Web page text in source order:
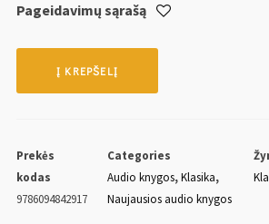
Pageidavimų sąrašą
Į KREPŠELĮ
Prekės
kodas
9786094842917
Categories
Audio knygos,Klasika,
Naujausios audio knygos